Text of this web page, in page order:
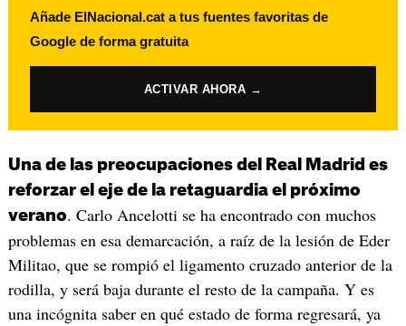
Añade ElNacional.cat a tus fuentes favoritas de
Google de forma gratuita
ACTIVAR AHORA →
Una de las preocupaciones del Real Madrid es
reforzar el eje de la retaguardia el próximo
verano. Carlo Ancelotti se ha encontrado con muchos
problemas en esa demarcación, a raíz de la lesión de Eder
Militao, que se rompió el ligamento cruzado anterior de la
rodilla, y será baja durante el resto de la campaña. Y es
una incógnita saber en qué estado de forma regresará, ya